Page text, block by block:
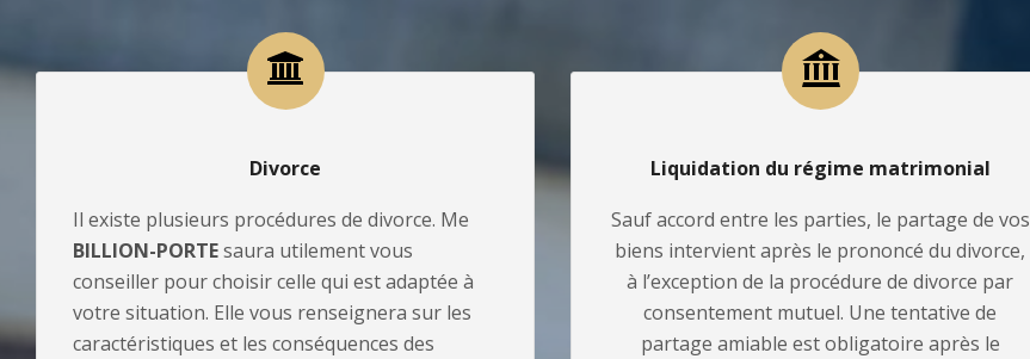
Divorce
Il existe plusieurs procédures de divorce. Me
BILLION-PORTEsaura utilement vous
conseiller pour choisir celle qui est adaptée à
votre situation. Elle vous renseignera sur les
caractéristiques et les conséquences des
Liquidation du régime matrimonial
Sauf accord entre les parties, le partage de vos
biens intervient après le prononcé du divorce,
à l’exception de la procédure de divorce par
consentement mutuel. Une tentative de
partage amiable est obligatoire après le